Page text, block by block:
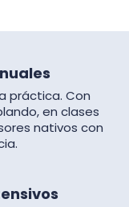
práctica. Con
en clases
nativos con